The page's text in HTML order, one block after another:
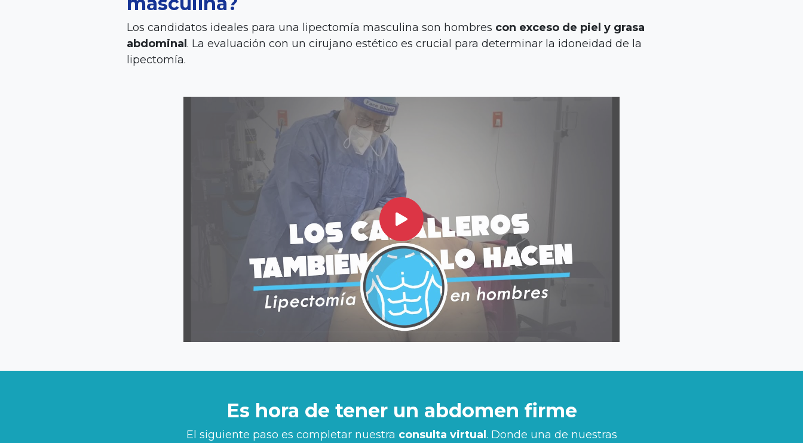
Cirugía Capilar
Antes y Después
Consulta Virtual
Los candidatos ideales para una lipectomía masculina son hombres con exceso de piel y grasa
abdominal . La evaluación con un cirujano estético es crucial para determinar la idoneidad de la
lipectomía.
Es hora de tener un abdomen firme
El siguiente paso es completar nuestra consulta virtual. Donde una de nuestras